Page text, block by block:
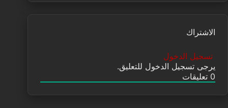
الاشتراك
تسجيل الدخول
يرجى تسجيل الدخول للتعليق.
0 تعليقات